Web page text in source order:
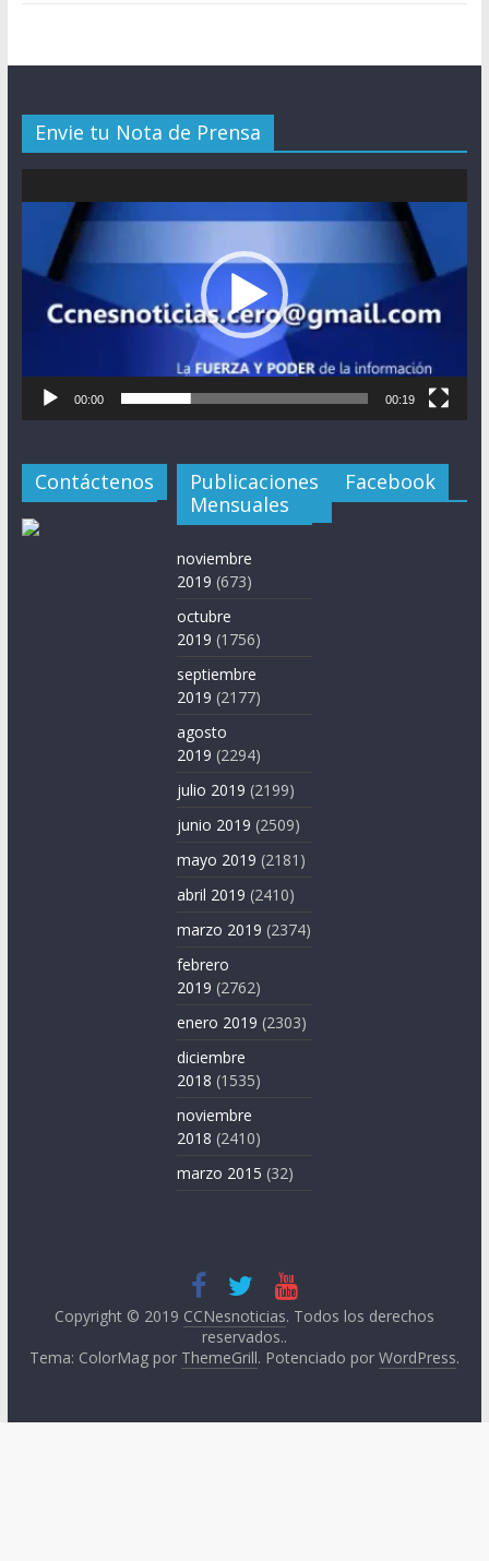
Envie tu Nota de Prensa
de
00:00 00:19
Contáctenos
Publicaciones
Mensuales
noviembre
2019 (673)
octubre
2019 (1756)
septiembre
2019 (2177)
agosto
2019 (2294)
julio 2019 (2199)
junio 2019 (2509)
mayo 2019 (2181)
abril 2019 (2410)
marzo 2019 (2374)
febrero
2019 (2762)
enero 2019 (2303)
diciembre
2018 (1535)
noviembre
2018 (2410)
marzo 2015 (32)
Facebook
Copyright © 2019 CCNesnoticias. Todos los derechos
reservados..
Tema: ColorMag por ThemeGrill. Potenciado por WordPress.